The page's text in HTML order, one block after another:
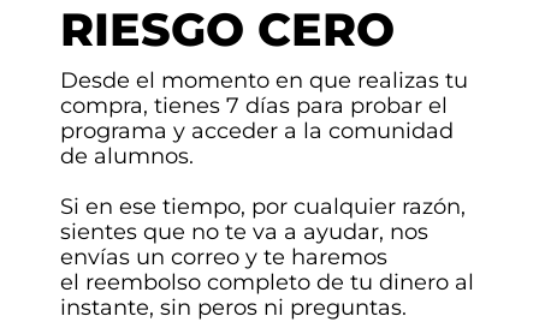
RIESGO CERO
Desde el momento en que realizas tu
compra, tienes 7 días para probar el
programa y acceder a la comunidad
de alumnos.
Si en ese tiempo, por cualquier razón,
sientes que no te va a ayudar, nos
envías un correo y te haremos
el reembolso completo de tu dinero al
instante, sin peros ni preguntas.